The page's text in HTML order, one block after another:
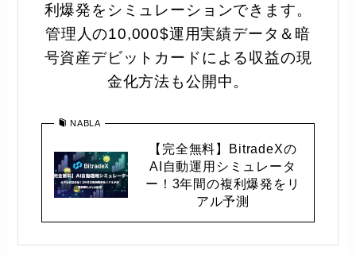
利爆発をシミュレーションできます。
管理人の10,000$運用実績データ＆暗
号資産デビットカードによる収益の現
金化方法も公開中。
NABLA
【完全無料】BitradeXの
AI自動運用シミュレータ
ー！3年間の複利爆発をリ
アル予測